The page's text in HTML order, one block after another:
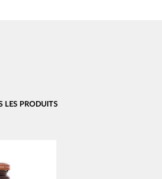
LES PRODUITS